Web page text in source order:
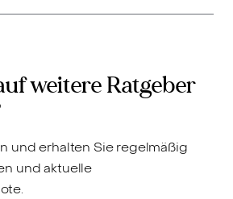
weitere Ratgeber
und erhalten Sie regelmäßig
und aktuelle